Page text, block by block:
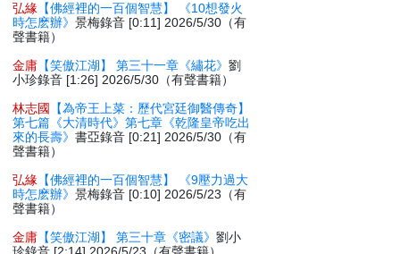
弘緣 【佛經裡的一百個智慧】 《10想發火
時怎麽辦》景梅錄音 [0:11] 2026/5/30（有
聲書籍）
金庸 【笑傲江湖】 第三十一章《繡花》劉
小珍錄音 [1:26] 2026/5/30（有聲書籍）
林志國
【為帝王上菜：歷代宮廷御醫傳奇】
第七篇《大清時代》第七章《乾隆皇帝吃出
來的長壽》書亞錄音 [0:21] 2026/5/30（有
聲書籍）
弘緣 【佛經裡的一百個智慧】 《9壓力過大
時怎麽辦》景梅錄音 [0:10] 2026/5/23（有
聲書籍）
金庸 【笑傲江湖】 第三十章《密議》劉小